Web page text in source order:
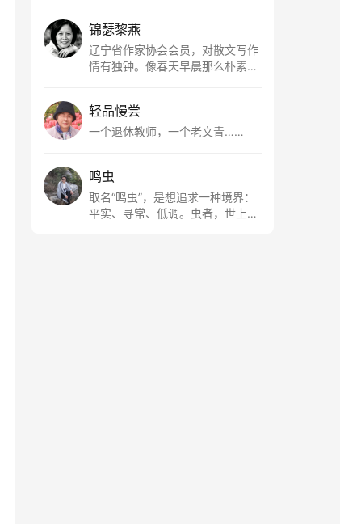
根所在，我用文字慢慢认识你、慢
慢熟悉你。
锦瑟黎燕
辽宁省作家协会会员，对散文写作
情有独钟。像春天早晨那么朴素，
轻品慢尝
一个退休教师，一个老文青……
鸣虫
取名“鸣虫”，是想追求一种境界：
平实、寻常、低调。虫者，世上最